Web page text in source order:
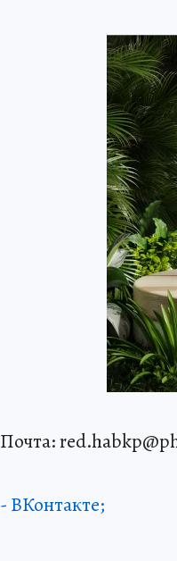
Почта:
- ВКонтакте;